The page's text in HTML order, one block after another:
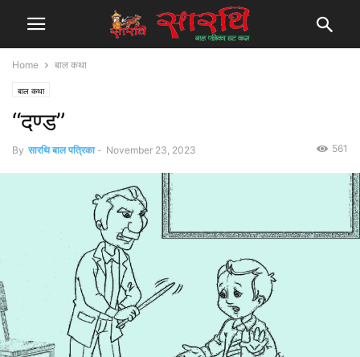
Home बाल कथा
बाल कथा
“दण्ड”
By सारथि बाल पत्रिका - November 23, 2023 561